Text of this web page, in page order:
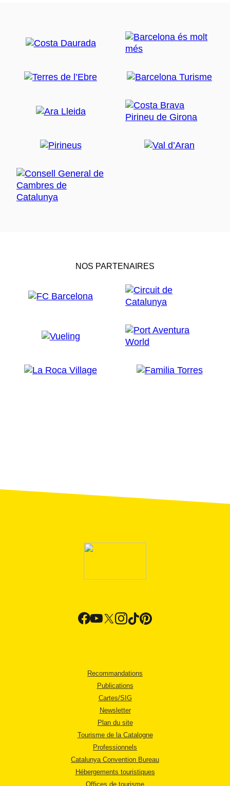
NOS PARTENAIRES
Recommandations
Publications
Cartes/SIG
Newsletter
Plan du site
Tourisme de la Catalogne
Professionnels
Catalunya Convention Bureau
Hébergements touristiques
Offices de tourisme